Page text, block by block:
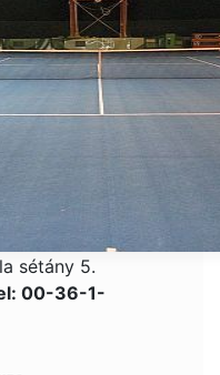
sétány 5.
00-36-1-